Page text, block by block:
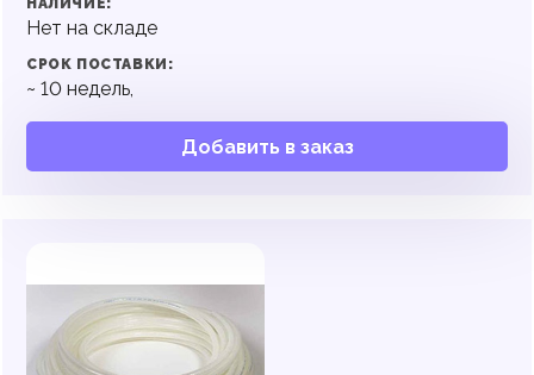
НАЛИЧИЕ:
Нет на складе
СРОК ПОСТАВКИ:
~ 10 недель,
Добавить в заказ